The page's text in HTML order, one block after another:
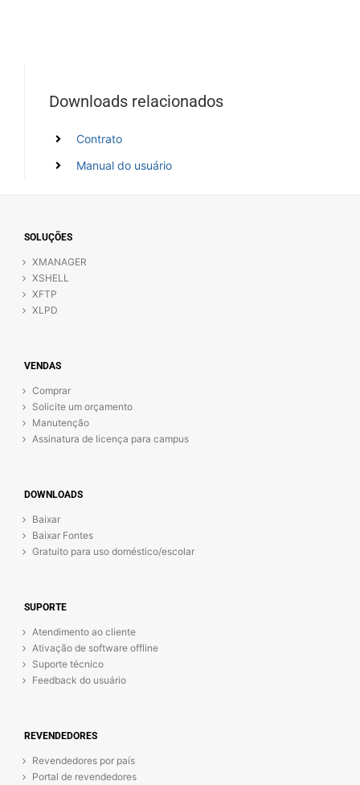
Downloads relacionados
Contrato
Manual do usuário
SOLUÇÕES
XMANAGER
XSHELL
XFTP
XLPD
VENDAS
Comprar
Solicite um orçamento
Manutenção
Assinatura de licença para campus
DOWNLOADS
Baixar
Baixar Fontes
Gratuito para uso doméstico/escolar
SUPORTE
Atendimento ao cliente
Ativação de software offline
Suporte técnico
Feedback do usuário
REVENDEDORES
Revendedores por país
Portal de revendedores